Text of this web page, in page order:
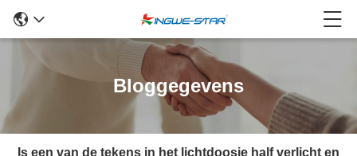
Bloggegevens
Is een van de tekens in het lichtdoosje half verlicht en